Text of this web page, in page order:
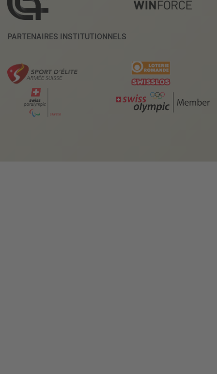
PARTENAIRES INSTITUTIONNELS